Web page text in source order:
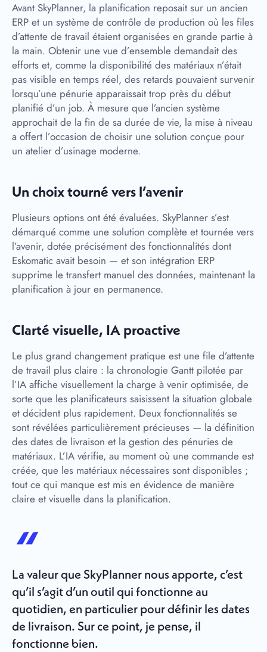
Avant SkyPlanner, la planification reposait sur un ancien
ERP et un système de contrôle de production où les files
d’attente de travail étaient organisées en grande partie à
la main. Obtenir une vue d’ensemble demandait des
efforts et, comme la disponibilité des matériaux n’était
pas visible en temps réel, des retards pouvaient survenir
lorsqu’une pénurie apparaissait trop près du début
planifié d’un job. À mesure que l’ancien système
approchait de la fin de sa durée de vie, la mise à niveau
a offert l’occasion de choisir une solution conçue pour
un atelier d’usinage moderne.
Un choix tourné vers l’avenir
Plusieurs options ont été évaluées. SkyPlanner s’est
démarqué comme une solution complète et tournée vers
l’avenir, dotée précisément des fonctionnalités dont
Eskomatic avait besoin — et son intégration ERP
supprime le transfert manuel des données, maintenant la
planification à jour en permanence.
Clarté visuelle, IA proactive
Le plus grand changement pratique est une file d’attente
de travail plus claire : la chronologie Gantt pilotée par
l’IA affiche visuellement la charge à venir optimisée, de
sorte que les planificateurs saisissent la situation globale
et décident plus rapidement. Deux fonctionnalités se
sont révélées particulièrement précieuses — la définition
des dates de livraison et la gestion des pénuries de
matériaux. L’IA vérifie, au moment où une commande est
créée, que les matériaux nécessaires sont disponibles ;
tout ce qui manque est mis en évidence de manière
claire et visuelle dans la planification.
La valeur que SkyPlanner nous apporte, c’est
qu’il s’agit d’un outil qui fonctionne au
quotidien, en particulier pour définir les dates
de livraison. Sur ce point, je pense, il
fonctionne bien.